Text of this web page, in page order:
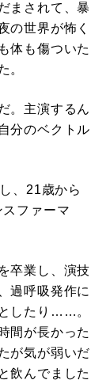
まされて、暴
の世界が怖く
体も傷ついた
。
。主演するん
分のベクトル
、21歳から
ファーマ
卒業し、演技
過呼吸発作に
したり……。
間が長かった
が気が弱いだ
飲んでました